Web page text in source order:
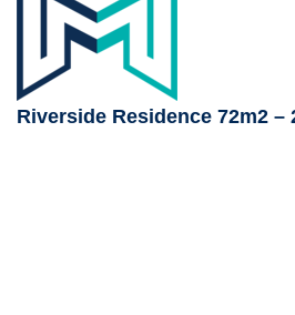
Riverside Residence 72m2 –